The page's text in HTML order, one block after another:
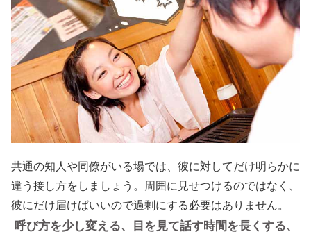
共通の知人や同僚がいる場では、彼に対してだけ明らかに
違う接し方をしましょう。周囲に見せつけるのではなく、
彼にだけ届けばいいので過剰にする必要はありません。
呼び方を少し変える、目を見て話す時間を長くする、